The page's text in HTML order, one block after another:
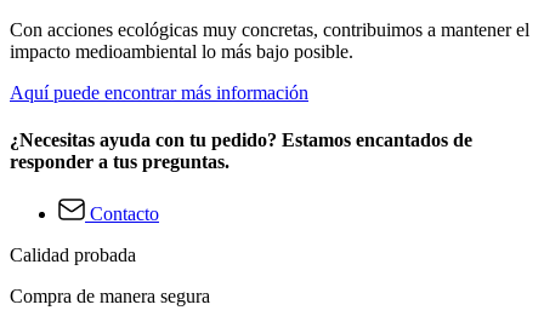
Con acciones ecológicas muy concretas, contribuimos a mantener el
impacto medioambiental lo más bajo posible.
Aquí puede encontrar más información
¿Necesitas ayuda con tu pedido? Estamos encantados de
responder a tus preguntas.
Contacto
Calidad probada
Compra de manera segura